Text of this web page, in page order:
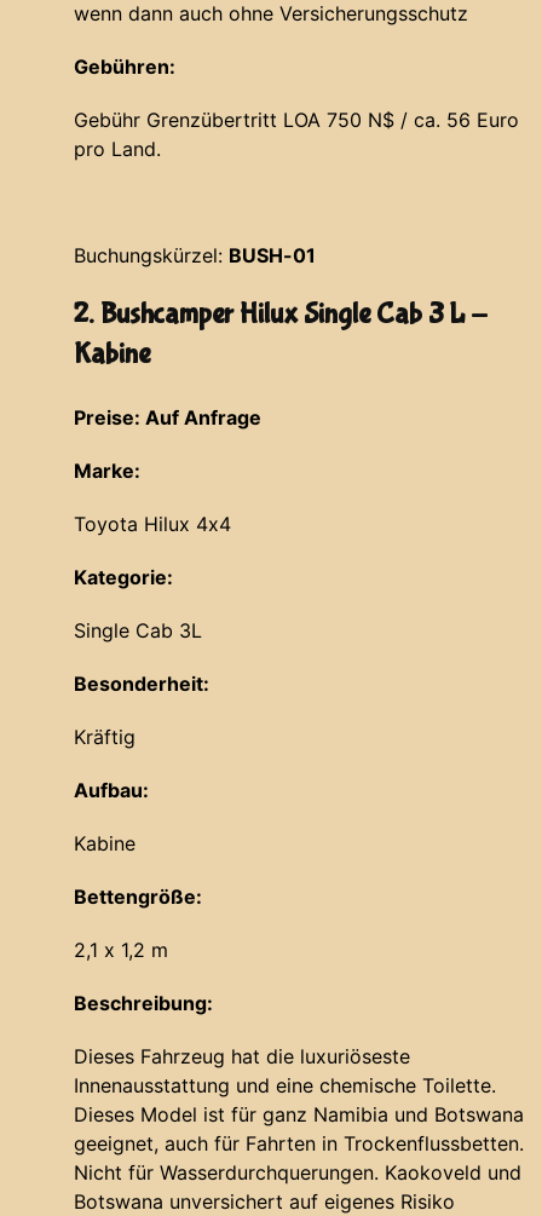
wenn dann auch ohne Versicherungsschutz
Gebühren:
Gebühr Grenzübertritt LOA 750 N$ / ca. 56 Euro
pro Land.
Buchungskürzel: BUSH-01
2. Bushcamper Hilux Single Cab 3 L -
Kabine
Preise: Auf Anfrage
Marke:
Toyota Hilux 4x4
Kategorie:
Single Cab 3L
Besonderheit:
Kräftig
Aufbau:
Kabine
Bettengröße:
2,1 x 1,2 m
Beschreibung:
Dieses Fahrzeug hat die luxuriöseste
Innenausstattung und eine chemische Toilette.
Dieses Model ist für ganz Namibia und Botswana
geeignet, auch für Fahrten in Trockenflussbetten.
Nicht für Wasserdurchquerungen. Kaokoveld und
Botswana unversichert auf eigenes Risiko